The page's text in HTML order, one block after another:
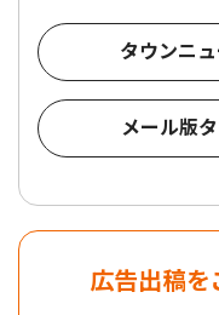
タウンニ
メール版
広告出稿を